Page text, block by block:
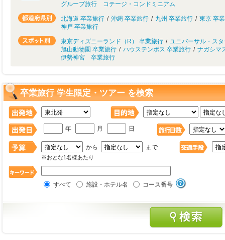
グループ旅行 コテージ・コンドミニアム
北海道 卒業旅行 / 沖縄 卒業旅行 / 九州 卒業旅行 / 東京 卒
神戸 卒業旅行
東京ディズニーランド（R） 卒業旅行 / ユニバーサル・ス
旭山動物園 卒業旅行 / ハウステンボス 卒業旅行 / ナガシマ
伊勢神宮 卒業旅行
卒業旅行 学生限定・ツアー を検索
年 月 日
から まで
※おとな1名様あたり
すべて 施設・ホテル名 コース番号